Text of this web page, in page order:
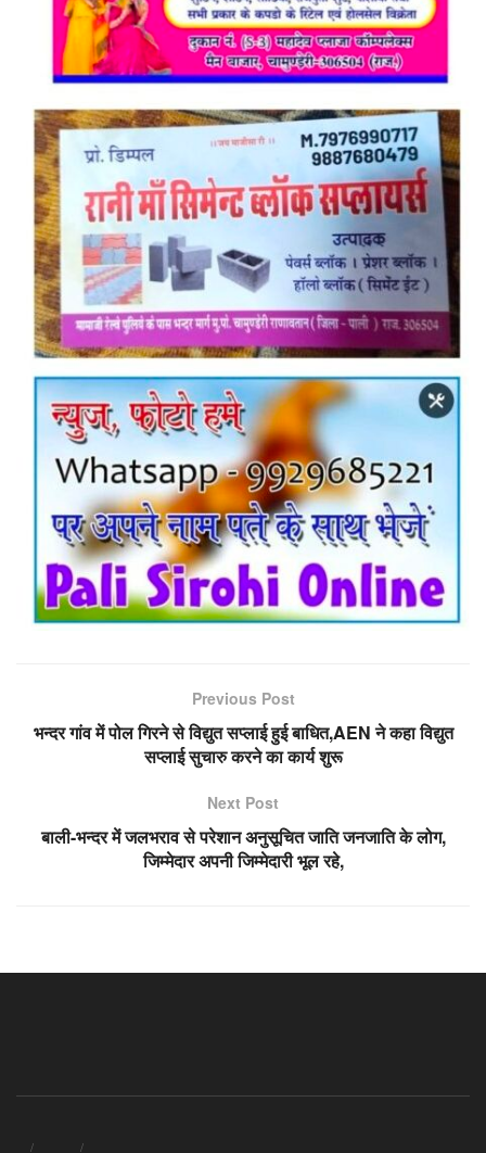
Previous Post
भन्दर गांव में पोल गिरने से विद्युत सप्लाई हुई बाधित,AEN ने कहा विद्युत
सप्लाई सुचारु करने का कार्य शुरू
Next Post
बाली-भन्दर में जलभराव से परेशान अनुसूचित जाति जनजाति के लोग,
जिम्मेदार अपनी जिम्मेदारी भूल रहे,